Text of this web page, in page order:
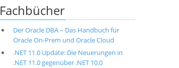
Fachbücher
Der Oracle DBA – Das Handbuch für
Oracle On-Prem und Oracle Cloud
.NET 11.0 Update: Die Neuerungen in
.NET 11.0 gegenüber .NET 10.0